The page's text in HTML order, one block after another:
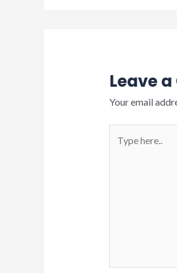
Leave
Your email
here..